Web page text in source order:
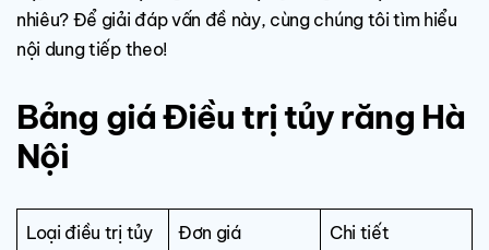
nhiêu? Để giải đáp vấn đề này, cùng chúng tôi tìm hiểu
nội dung tiếp theo!
Bảng giá Điều trị tủy răng Hà
Nội
Loại điều trị tủy Đơn giá Chi tiết